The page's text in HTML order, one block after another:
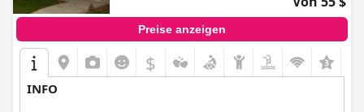
Preise anzeigen
$
INFO